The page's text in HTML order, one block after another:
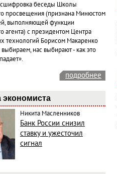
беседы Школы
просвещения (признана Минюстом
выполняющей функции
агента) с президентом Центра
технологий Борисом Макаренко
нас выбирают - как это
подробнее
экономиста
Никита Масленников
Банк России снизил
ставку и ужесточил
сигнал